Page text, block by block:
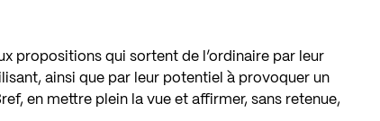
propositions qui sortent de l’ordinaire par leur
ainsi que par leur potentiel à provoquer un
en mettre plein la vue et affirmer, sans retenue,